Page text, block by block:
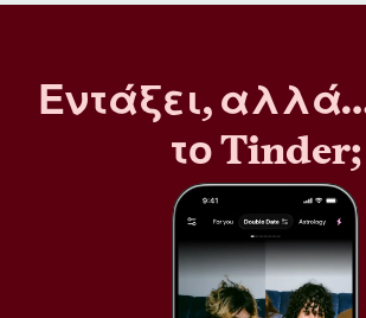
Εντάξει,
το Tinder;